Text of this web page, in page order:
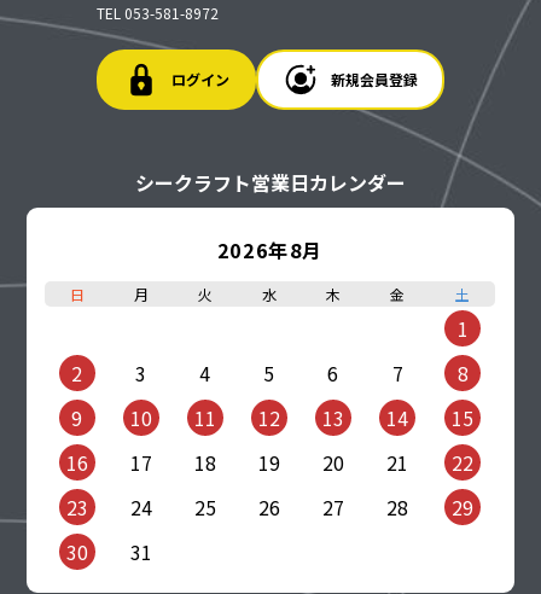
TEL 053-581-8972
ログイン 新規会員登録
シークラフト営業日カレンダー
2026年8月
日 月 火 水 木 金 土
1
2
3 4 5 6 7
8
9
10 11 12 13 14
15
16
17 18 19 20 21
22
23
24 25 26 27 28
29
30
31